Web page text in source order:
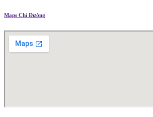
Maps Chỉ Đường